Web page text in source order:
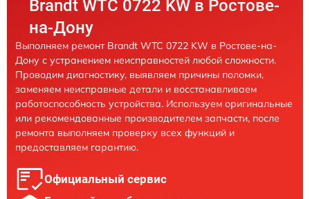
Brandt WTC 0722 KW в Ростове-
на-Дону
Выполняем ремонт Brandt WTC 0722 KW в Ростове-на-
Дону с устранением неисправностей любой сложности.
Проводим диагностику, выявляем причины поломки,
заменяем неисправные детали и восстанавливаем
работоспособность устройства. Используем оригинальные
или рекомендованные производителем запчасти, после
ремонта выполняем проверку всех функций и
предоставляем гарантию.
Официальный сервис